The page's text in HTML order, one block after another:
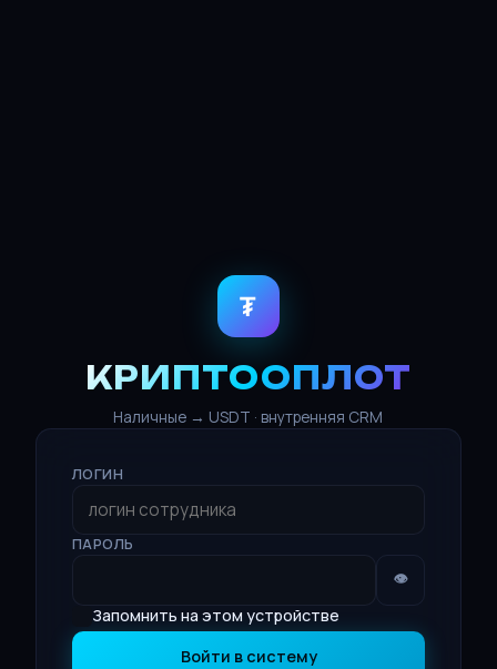
₮
КРИПТООПЛОТ
Наличные → USDT · внутренняя CRM
ЛОГИН
ПАРОЛЬ
👁
Запомнить на этом устройстве
Войти в систему